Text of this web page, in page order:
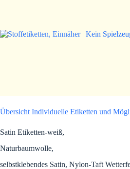
Übersicht Individuelle Etiketten und
Satin Etiketten-weiß,
Naturbaumwolle,
selbstklebendes Satin, Nylon-Taft